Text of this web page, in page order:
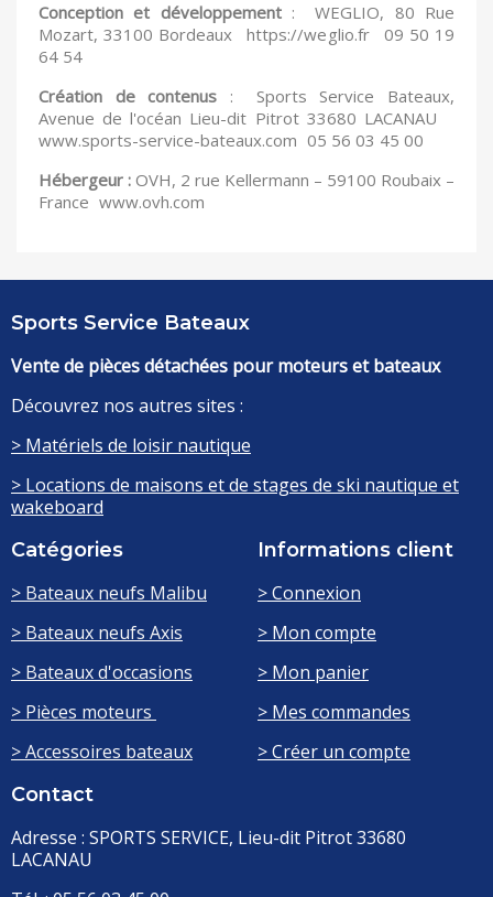
Conception et développement: WEGLIO, 80 Rue
Mozart, 33100 Bordeaux https://weglio.fr 09 50 19
64 54
Création de contenus : Sports Service Bateaux,
Avenue de l'océan Lieu-dit Pitrot 33680 LACANAU
www.sports-service-bateaux.com 05 56 03 45 00
Hébergeur : OVH, 2 rue Kellermann – 59100 Roubaix –
France www.ovh.com
Sports Service Bateaux
Vente de pièces détachées pour moteurs et bateaux
Découvrez nos autres sites :
> Matériels de loisir nautique
> Locations de maisons et de stages de ski nautique et
wakeboard
Catégories
> Bateaux neufs Malibu
> Bateaux neufs Axis
> Bateaux d'occasions
> Pièces moteurs
> Accessoires bateaux
Informations client
> Connexion
> Mon compte
> Mon panier
> Mes commandes
> Créer un compte
Contact
Adresse : SPORTS SERVICE, Lieu-dit Pitrot 33680
LACANAU